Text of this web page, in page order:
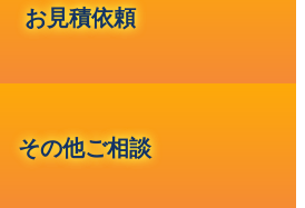
について
お見積依頼
その他ご相談